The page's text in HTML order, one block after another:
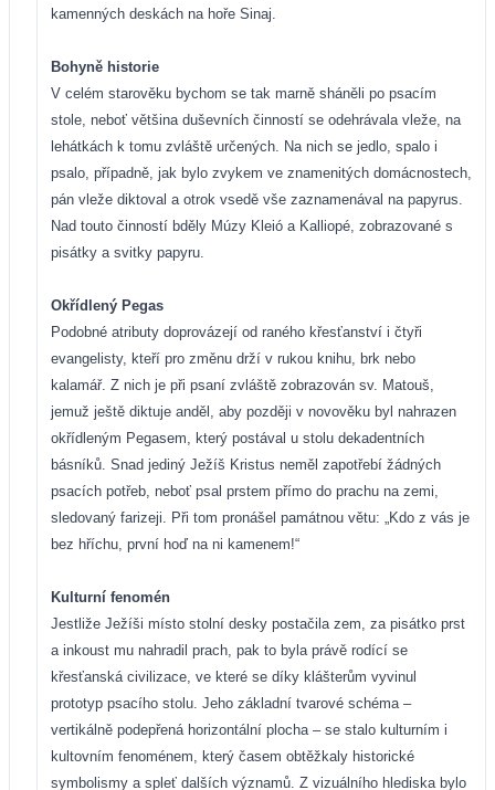
kamenných deskách na hoře Sinaj.
Bohyně historie
V celém starověku bychom se tak marně sháněli po psacím
stole, neboť většina duševních činností se odehrávala vleže, na
lehátkách k tomu zvláště určených. Na nich se jedlo, spalo i
psalo, případně, jak bylo zvykem ve znamenitých domácnostech,
pán vleže diktoval a otrok vsedě vše zaznamenával na papyrus.
Nad touto činností bděly Múzy Kleió a Kalliopé, zobrazované s
pisátky a svitky papyru.
Okřídlený Pegas
Podobné atributy doprovázejí od raného křesťanství i čtyři
evangelisty, kteří pro změnu drží v rukou knihu, brk nebo
kalamář. Z nich je při psaní zvláště zobrazován sv. Matouš,
jemuž ještě diktuje anděl, aby později v novověku byl nahrazen
okřídleným Pegasem, který postával u stolu dekadentních
básníků. Snad jediný Ježíš Kristus neměl zapotřebí žádných
psacích potřeb, neboť psal prstem přímo do prachu na zemi,
sledovaný farizeji. Při tom pronášel památnou větu: „Kdo z vás je
bez hříchu, první hoď na ni kamenem!“
Kulturní fenomén
Jestliže Ježíši místo stolní desky postačila zem, za pisátko prst
a inkoust mu nahradil prach, pak to byla právě rodící se
křesťanská civilizace, ve které se díky klášterům vyvinul
prototyp psacího stolu. Jeho základní tvarové schéma –
vertikálně podepřená horizontální plocha – se stalo kulturním i
kultovním fenoménem, který časem obtěžkaly historické
symbolismy a spleť dalších významů. Z vizuálního hlediska bylo